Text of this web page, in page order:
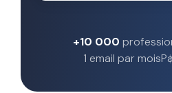
+10 000
1 email par mois